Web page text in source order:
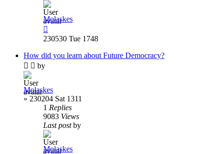
Molaskes
230530 Tue 1748
How did you learn about Future Democracy?
by
Molaskes
» 230204 Sat 1311
1 Replies
9083 Views
Last postby
Molaskes